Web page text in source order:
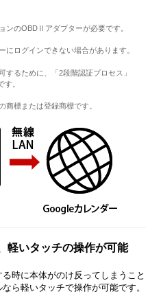
ンのOBDⅡアダプターが必要です。
ログインできない場合があります。
るために、「2段階認証プロセス」
す。
標または登録商標です。
軽いタッチの操作が可能
時に本体がのけ反ってしまうこと
ら軽いタッチで操作が可能です。